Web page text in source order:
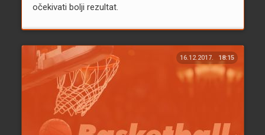
očekivati bolji rezultat.
16.12.2017. 18:15